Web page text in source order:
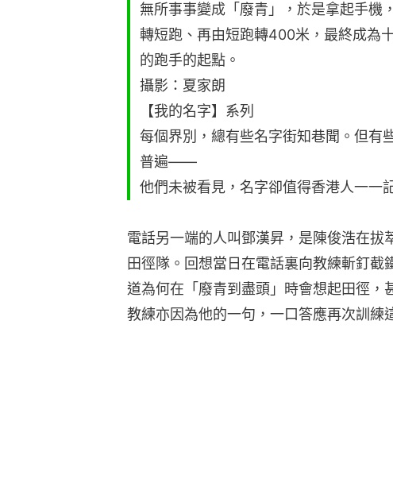
無所事事變成「廢青」，於是拿起手
轉短跑、再由短跑轉400米，最終成為
的跑手的起點。
攝影：夏家朗
【我的名字】系列
每個界別，總有些名字街知巷聞。但有
普遍——
他們未被看見，名字卻值得香港人一一
電話另一端的人叫鄧漢昇，是陳俊浩在拔
田徑隊。回想當日在電話裏向教練斬釘截
道為何在「廢青到盡頭」時會想起田徑，
教練亦因為他的一句，一口答應再次訓練